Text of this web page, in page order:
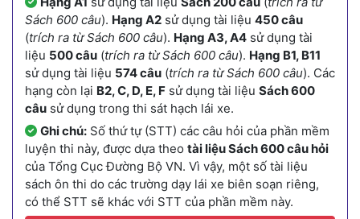
Sách 600 câu). Hạng A2 sử dụng tài liệu 450 câu
(trích ra từ Sách 600 câu). Hạng A3, A4 sử dụng tài
liệu 500 câu (trích ra từ Sách 600 câu). Hạng B1, B11
sử dụng tài liệu 574 câu (trích ra từ Sách 600 câu). Các
hạng còn lại B2, C, D, E, F sử dụng tài liệu Sách 600
câu sử dụng trong thi sát hạch lái xe.
Ghi chú: Số thứ tự (STT) các câu hỏi của phần mềm
luyện thi này, được dựa theo tài liệu Sách 600 câu hỏi
của Tổng Cục Đường Bộ VN. Vì vậy, một số tài liệu
sách ôn thi do các trường dạy lái xe biên soạn riêng,
có thể STT sẽ khác với STT của phần mềm này.